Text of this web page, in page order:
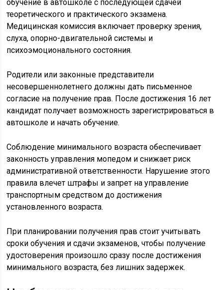
обучение в автошколе с последующей сдачей
теоретического и практического экзамена.
Медицинская комиссия включает проверку зрения,
слуха, опорно-двигательной системы и
психоэмоционального состояния.
Родители или законные представители
несовершеннолетнего должны дать письменное
согласие на получение прав. После достижения 16 лет
кандидат получает возможность зарегистрироваться в
автошколе и начать обучение.
Соблюдение минимального возраста обеспечивает
законность управления мопедом и снижает риск
административной ответственности. Нарушение этого
правила влечет штрафы и запрет на управление
транспортным средством до достижения
установленного возраста.
При планировании получения прав стоит учитывать
сроки обучения и сдачи экзаменов, чтобы получение
удостоверения произошло сразу после достижения
минимального возраста, без лишних задержек.